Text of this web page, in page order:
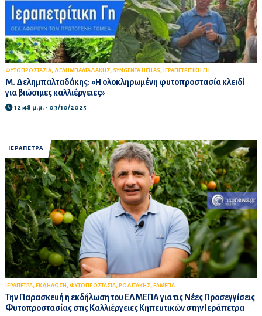
ΦΥΤΟΠΡΟΣΤΑΣΙΑ, ΔΕΛΗΜΠΑΛΤΑΔΑΚΗΣ, SYNGENTA HELLAS, ΙΕΡΑΠΕΤΡΙΤΙΚΗ ΓΗ
Μ. Δελημπαλταδάκης: «Η ολοκληρωμένη φυτοπροστασία κλειδί
για βιώσιμες καλλιέργειες»
12:48 μ.μ. - 03/10/2025
ΙΕΡΑΠΕΤΡΑ
ΙΕΡΑΠΕΤΡΑ, ΕΚΔΗΛΩΣΗ , ΦΥΤΟΠΡΟΣΤΑΣΙΑ, ΡΟΔΙΤΑΚΗΣ, ΕΛΜΕΠΑ
Την Παρασκευή η εκδήλωση του ΕΛΜΕΠΑ για τις Νέες Προσεγγίσεις
Φυτοπροστασίας στις Καλλιέργειες Κηπευτικών στην Ιεράπετρα